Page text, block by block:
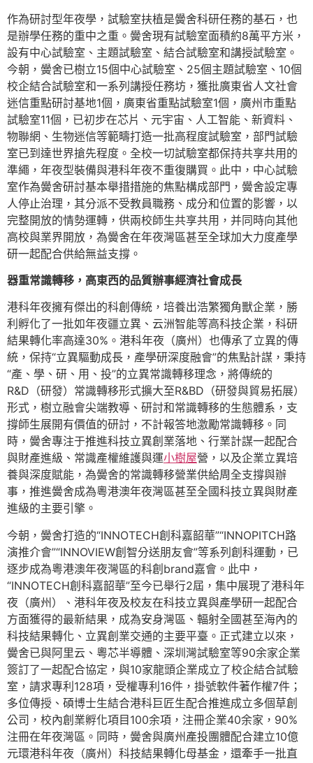
作為研討型年夜學，試驗室扶植是黌舍科研任務的基石，也
是辦學任務的重中之重。黌舍現有試驗室面積約8萬平方米，
設有中心試驗室、主題試驗室、結合試驗室和講授試驗室。
今朝，黌舍已樹立15個中心試驗室、25個主題試驗室、10個
校企結合試驗室和一系列講授任務坊，獲批廣東省人文社會
迷信重點研討基地1個，廣東省重點試驗室1個，廣州市重點
試驗室11個，已初步在芯片、元宇宙、人工智能、新資料、
物聯網、生物迷信等範疇打造一批高程度試驗室，部門試驗
室已到達世界搶先程度。全校一切試驗室都保持共享共用的
準繩，年夜型裝備與港科年夜不重復購買。此中，中心試驗
室作為黌舍研討基本舉措措施的焦點構成部門，黌舍設定專
人停止治理，其分派不受教員職務、成分和位置的影響，以
完整開放的情勢運轉，供兩校師生共享共用，并同時向其他
高校與業界開放，為黌舍在年夜灣區甚至全球加大力度產學
研一起配合供給無益支撐。
器重常識轉移，高東西的品質辦事經濟社會成長
港科年夜擁有傑出的科創傳統，培養出浩繁獨角獸企業，勝
利孵化了一批如年夜疆立異、云洲智能等高科技企業，科研
結果轉化率高達30%。港科年夜（廣州）也傳承了立異的傳
統，保持“立異驅動成長，產學研深度融會”的焦點計謀，秉持
“產、學、研、用、投”的立異常識轉移理念，將傳統的
R&D（研發）常識轉移形式擴大至R&BD（研發與貿易拓展）
形式，樹立融會尖端教導、研討和常識轉移的生態體系，支
撐師生展開有價值的研討，不計報答地激勵常識轉移。同
時，黌舍專注于推進科技立異創業落地、行業計謀一起配合
與財產進級、常識產權維護與運小樹屋營，以及企業立異培
養與深度賦能，為黌舍的常識轉移營業供給周全支撐與辦
事，推進黌舍成為粵港澳年夜灣區甚至全國科技立異與財產
進級的主要引擎。
今朝，黌舍打造的“INNOTECH創科嘉韶華”“INNOPITCH路
演推介會”“INNOVIEW創智分送朋友會”等系列創科運動，已
逐步成為粵港澳年夜灣區的科創brand嘉會。此中，
“INNOTECH創科嘉韶華”至今已舉行2屆，集中展現了港科年
夜（廣州）、港科年夜及校友在科技立異與產學研一起配合
方面獲得的最新結果，成為安身灣區、輻射全國甚至海內的
科技結果轉化、立異創業交通的主要平臺。正式建立以來，
黌舍已與阿里云、粵芯半導體、深圳灣試驗室等90余家企業
簽訂了一起配合協定，與10家龍頭企業成立了校企結合試驗
室，請求專利128項，受權專利16件，掛號軟件著作權7件；
多位傳授、碩博士生結合港科巨匠生配合推進成立多個草創
公司，校內創業孵化項目100余項，注冊企業40余家，90%
注冊在年夜灣區。同時，黌舍與廣州產投團體配合建立10億
元環港科年夜（廣州）科技結果轉化母基金，還牽手一批直